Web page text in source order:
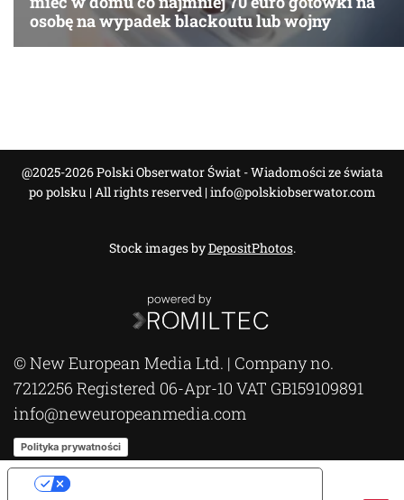
@2025-2026 Polski Obserwator Świat - Wiadomości ze świata
po polsku | All rights reserved | info@polskiobserwator.com
Stock images byDepositPhotos.
© New European Media Ltd. | Company no.
7212256 Registered 06-Apr-10 VAT GB159109891
info@neweuropeanmedia.com
Polityka prywatności
Opcje prywatności użytkownika